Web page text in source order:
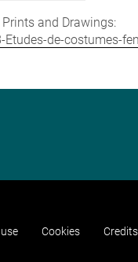
and Drawings:
de-costumes-
Cookies Credits